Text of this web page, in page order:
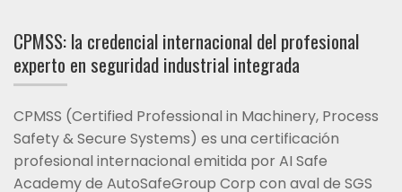
CPMSS: la credencial internacional del profesional
experto en seguridad industrial integrada
CPMSS (Certified Professional in Machinery, Process
Safety & Secure Systems) es una certificación
profesional internacional emitida por AI Safe
Academy de AutoSafeGroup Corp con aval de SGS